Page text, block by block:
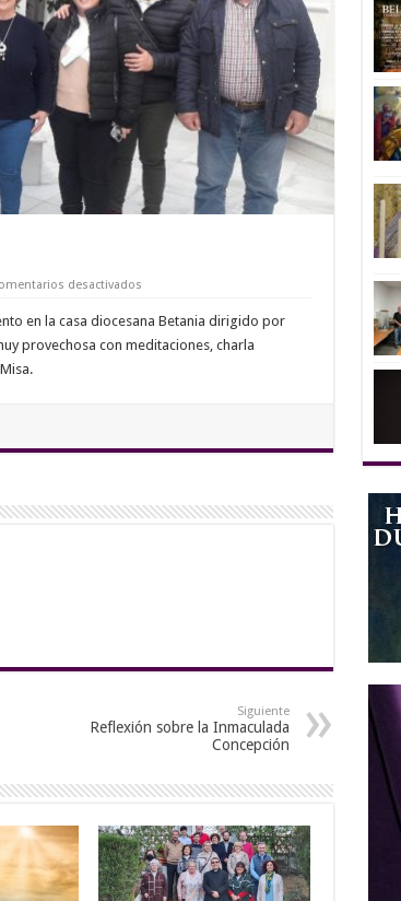
desactivadosen
adviento
en
Betania
en la casa diocesana Betania dirigido por
provechosa con meditaciones, charla
Siguiente
Reflexión sobre la Inmaculada
Concepción